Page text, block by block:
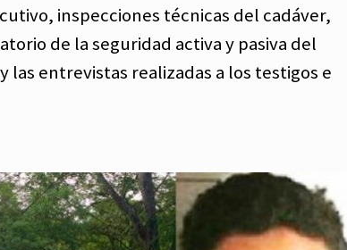
inspecciones técnicas del cadáver,
de la seguridad activa y pasiva del
entrevistas realizadas a los testigos e